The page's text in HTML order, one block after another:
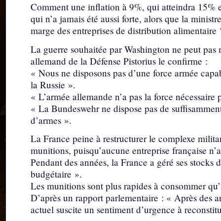
Comment une inflation à 9%, qui atteindra
qui n’a jamais été aussi forte, alors que la
marge des entreprises de distribution alimentaire
La guerre souhaitée par Washington ne peut
allemand de la Défense Pistorius le confirme :
« Nous ne disposons pas d’une force armée
la Russie ».
« L’armée allemande n’a pas la force
« La Bundeswehr ne dispose pas de
d’armes ».
La France peine à restructurer le complexe
munitions, puisqu’aucune entreprise française
Pendant des années, la France a géré ses
budgétaire ».
Les munitions sont plus rapides à consommer
D’après un rapport parlementaire : « Après des
actuel suscite un sentiment d’urgence à